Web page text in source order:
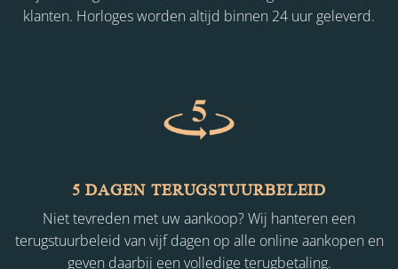
klanten. Horloges worden altijd binnen 24 uur geleverd.
5 DAGEN TERUGSTUURBELEID
Niet tevreden met uw aankoop? Wij hanteren een
terugstuurbeleid van vijf dagen op alle online aankopen en
geven daarbij een volledige terugbetaling.